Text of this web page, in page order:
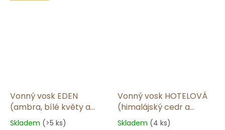
Vonný vosk EDEN
(ambra, bílé květy a
jablko) | 50 g
Skladem (>5 ks)
Vonný vosk HOTELOVÁ
(himalájský cedr a
jasmín) | 50 g
Skladem (4 ks)